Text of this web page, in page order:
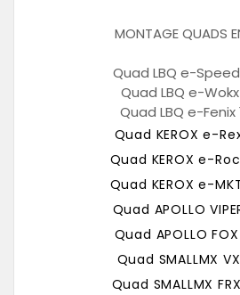
MONTAGE QUADS
Quad LBQ e-
Quad LBQ e-
Quad LBQ e-Fenix
Quad KEROX e-
Quad KEROX e-
Quad KEROX e-
Quad APOLLO
Quad APOLLO
Quad SMALLMX
Quad SMALLMX